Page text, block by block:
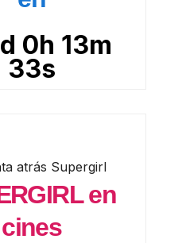
0h 13m
32s
en
cines